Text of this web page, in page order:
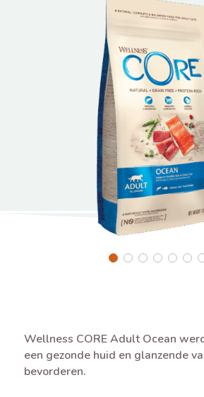
Wellness CORE Adult Ocean
een gezonde huid en glanzende
bevorderen.